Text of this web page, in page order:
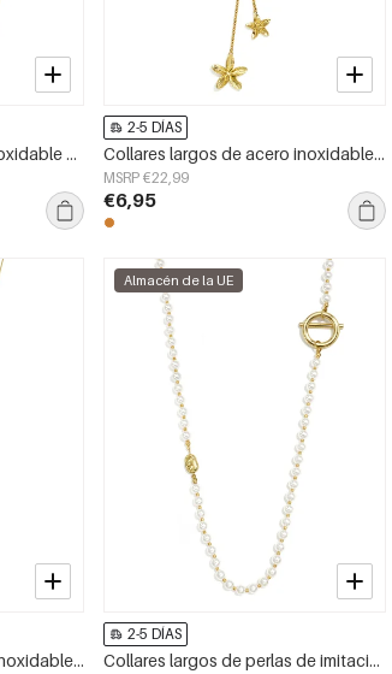
Cadena larga de acero inoxidable de forma ovalada, sencilla, de la serie &quot;para el día a día&quot;, joyería para mujer
2-5 DÍAS
Collares largos de acero inoxidable con diseño floral, estilo casual y sencillo para uso diario. Joyería para mujer.
MSRP €22,99
€6,95
Collares largos de acero inoxidable con diseño de peces, estilo casual y sencillo para uso diario. Joyería para mujer.
Almacén de la UE
2-5 DÍAS
Collares largos de perlas de imitación, cuentas, serie sencilla para el día a día, joyería para mujer